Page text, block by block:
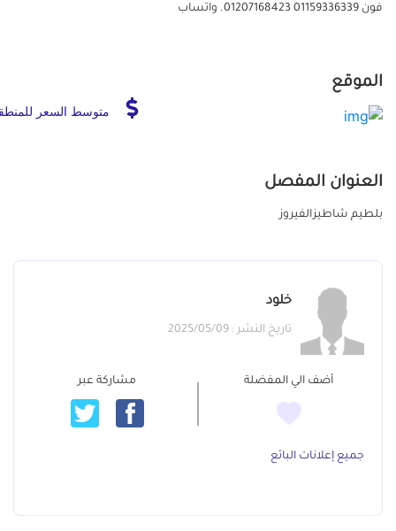
فون 01159336339 01207168423. واتساب
الموقع
متوسط السعر
العنوان المفصل
بلطيم شاطيزالفيروز
خلود
تاريخ النشر : 2025/05/09
أضف الي المفضلة مشاركة عبر
جميع إعلانات البائع